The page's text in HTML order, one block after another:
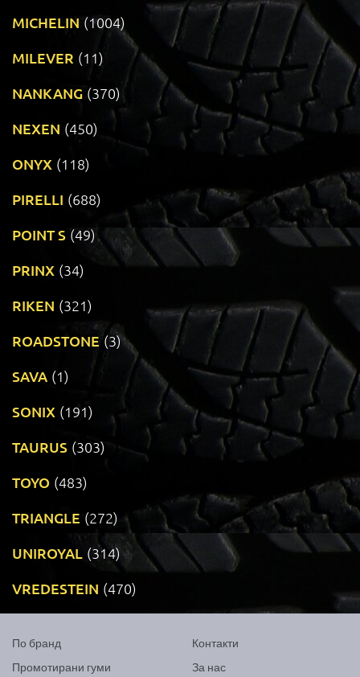
MICHELIN (1004)
MILEVER (11)
NANKANG (370)
NEXEN (450)
ONYX (118)
PIRELLI (688)
POINT S (49)
PRINX (34)
RIKEN (321)
ROADSTONE (3)
SAVA (1)
SONIX (191)
TAURUS (303)
TOYO (483)
TRIANGLE (272)
UNIROYAL (314)
VREDESTEIN (470)
По бранд
Промотирани гуми
Контакти
За нас